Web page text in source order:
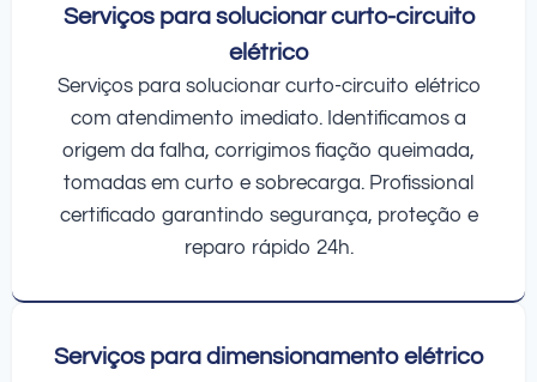
Serviços para solucionar curto-circuito
elétrico
Serviços para solucionar curto-circuito elétrico
com atendimento imediato. Identificamos a
origem da falha, corrigimos fiação queimada,
tomadas em curto e sobrecarga. Profissional
certificado garantindo segurança, proteção e
reparo rápido 24h.
Serviços para dimensionamento elétrico